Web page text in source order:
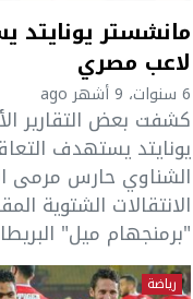
مانشستر يونايتد
لاعب مصري
6 سنوات، 9 أشهر ago
كشفت بعض التقارير
يونايتد يستهدف
الشناوي حارس مرمى
الانتقالات الشتوية
"برمنجهام ميل"
رياضة